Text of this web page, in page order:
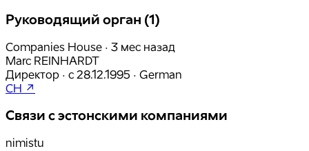
Руководящий орган (1)
Companies House · 3 мес назад
Marc REINHARDT
Директор · с 28.12.1995 · German
CH ↗
Связи с эстонскими компаниями
nimistu